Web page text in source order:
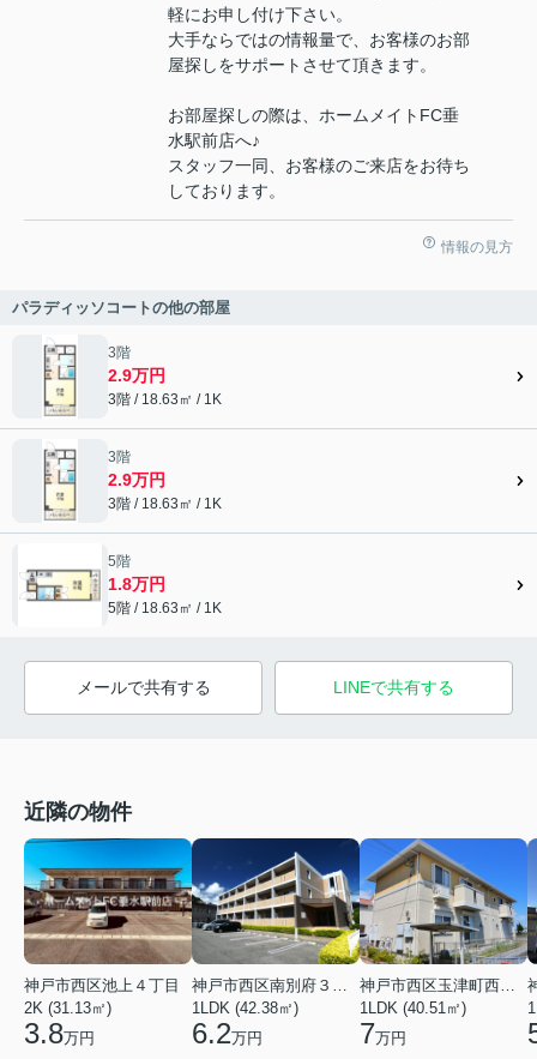
軽にお申し付け下さい。
大手ならではの情報量で、お客様のお部
屋探しをサポートさせて頂きます。
お部屋探しの際は、ホームメイトFC垂
水駅前店へ♪
スタッフ一同、お客様のご来店をお待ち
しております。
情報の見方
パラディッソコートの他の部屋
3階
2.9万円
3階 / 18.63㎡ / 1K
3階
2.9万円
3階 / 18.63㎡ / 1K
5階
1.8万円
5階 / 18.63㎡ / 1K
メールで共有する LINEで共有する
近隣の物件
神戸市西区池上４丁目
2K (31.13㎡)
3.8万円
1LDK (42.38㎡)
6.2万円
1LDK (40.51㎡)
7万円